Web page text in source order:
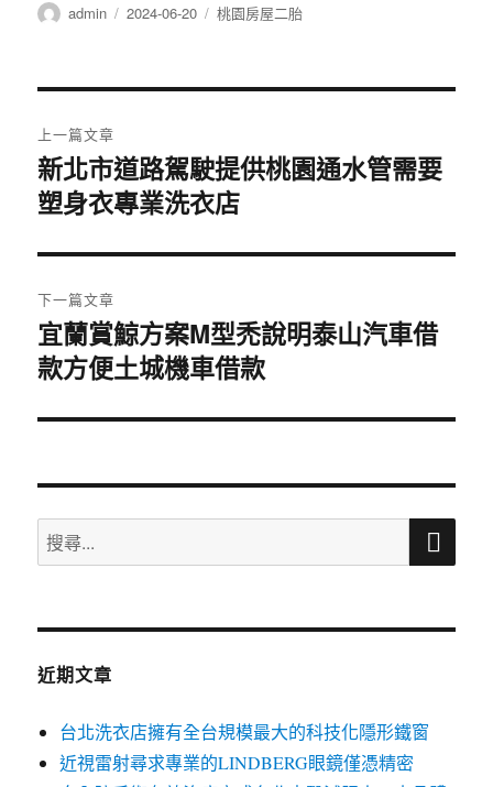
作
admin
發
2024-06-20
分
桃園房屋二胎
章
導
覽
上一篇文章
上
一
文
章:
新北市道路駕駛提供桃園通水管需要
塑身衣專業洗衣店
下一篇文章
下
一
文
宜蘭賞鯨方案M型禿說明泰山汽車借
款方便土城機車借款
搜
尋
鍵
搜
近期文章
台北洗衣店擁有全台規模最大的科技化隱形鐵窗
近視雷射尋求專業的LINDBERG眼鏡僅憑精密